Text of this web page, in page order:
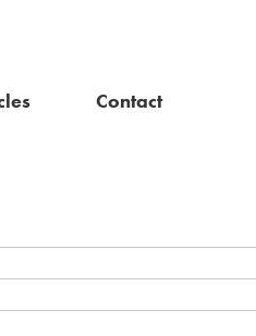
Contact